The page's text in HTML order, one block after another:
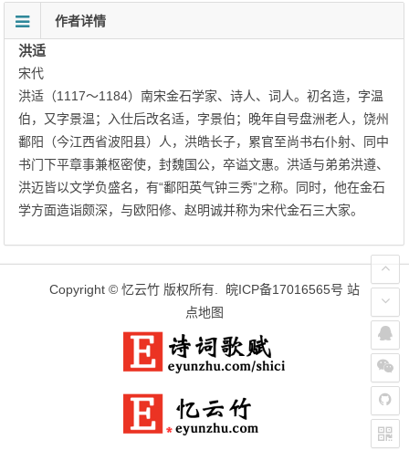
作者详情
洪适
宋代
洪适（1117～1184）南宋金石学家、诗人、词人。初名造，字温
伯，又字景温；入仕后改名适，字景伯；晚年自号盘洲老人，饶州
鄱阳（今江西省波阳县）人，洪皓长子，累官至尚书右仆射、同中
书门下平章事兼枢密使，封魏国公，卒谥文惠。洪适与弟弟洪遵、
洪迈皆以文学负盛名，有“鄱阳英气钟三秀”之称。同时，他在金石
学方面造诣颇深，与欧阳修、赵明诚并称为宋代金石三大家。
Copyright © 忆云竹 版权所有. 皖ICP备17016565号 站
点地图